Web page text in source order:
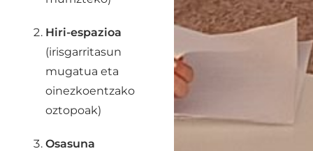
Hiri-espazioa
(irisgarritasun
mugatua eta
oinezkoentzako
oztopoak)
Osasuna